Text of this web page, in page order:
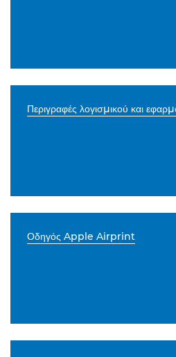
Περιγραφές λογισμικού και
Οδηγός Apple Airprint